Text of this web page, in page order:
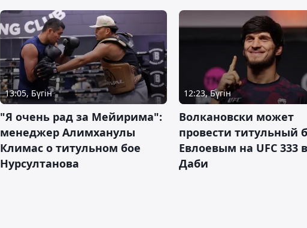
13:05, Бүгін
"Я очень рад за Мейирима":
менеджер Алимханулы
Климас о титульном бое
Нурсултанова
12:23, Бүгін
Волкановски может
провести титульный
Евлоевым на UFC 333
Даби